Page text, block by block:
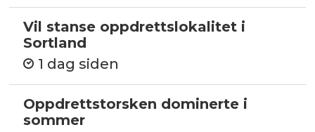
Vil stanse oppdrettslokalitet i
Sortland
1 dag siden
Oppdrettstorsken dominerte i
sommer